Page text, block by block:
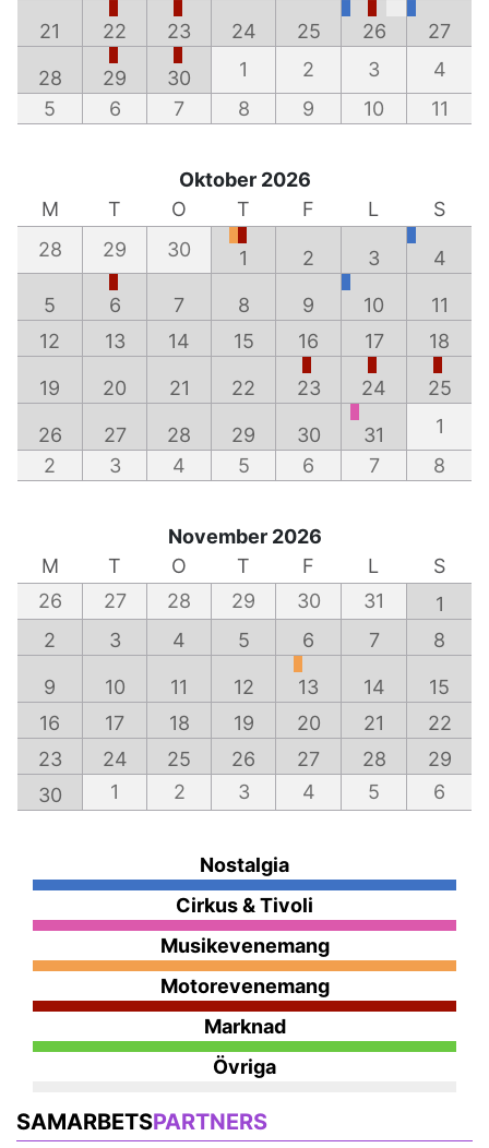
21 22 23 24 25 26 27
28 29 30 1 2 3
4
5
6 7 8 9 10 11
Oktober 2026
M
T O T F L
S
28
29 30 1 2 3 4
5 6 7 8 9 10
11
12
13 14 15 16 17 18
19 20 21 22 23 24 25
26 27 28 29 30 31
1
2
3 4 5 6 7 8
November 2026
M
T O T F L
S
26
27 28 29 30 31
1
2
3 4 5 6 7 8
9 10 11 12 13 14
15
16
17 18 19 20 21
22
23
24 25 26 27 28
29
30
1 2 3 4 5 6
Nostalgia
Cirkus & Tivoli
Musikevenemang
Motorevenemang
Marknad
Övriga
SAMARBETSPARTNERS